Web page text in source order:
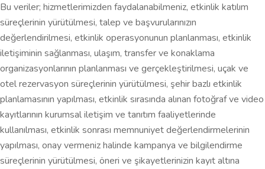
Bu veriler; hizmetlerimizden faydalanabilmeniz, etkinlik katılım
süreçlerinin yürütülmesi, talep ve başvurularınızın
değerlendirilmesi, etkinlik operasyonunun planlanması, etkinlik
iletişiminin sağlanması, ulaşım, transfer ve konaklama
organizasyonlarının planlanması ve gerçekleştirilmesi, uçak ve
otel rezervasyon süreçlerinin yürütülmesi, şehir bazlı etkinlik
planlamasının yapılması, etkinlik sırasında alınan fotoğraf ve video
kayıtlarının kurumsal iletişim ve tanıtım faaliyetlerinde
kullanılması, etkinlik sonrası memnuniyet değerlendirmelerinin
yapılması, onay vermeniz halinde kampanya ve bilgilendirme
süreçlerinin yürütülmesi, öneri ve şikayetlerinizin kayıt altına